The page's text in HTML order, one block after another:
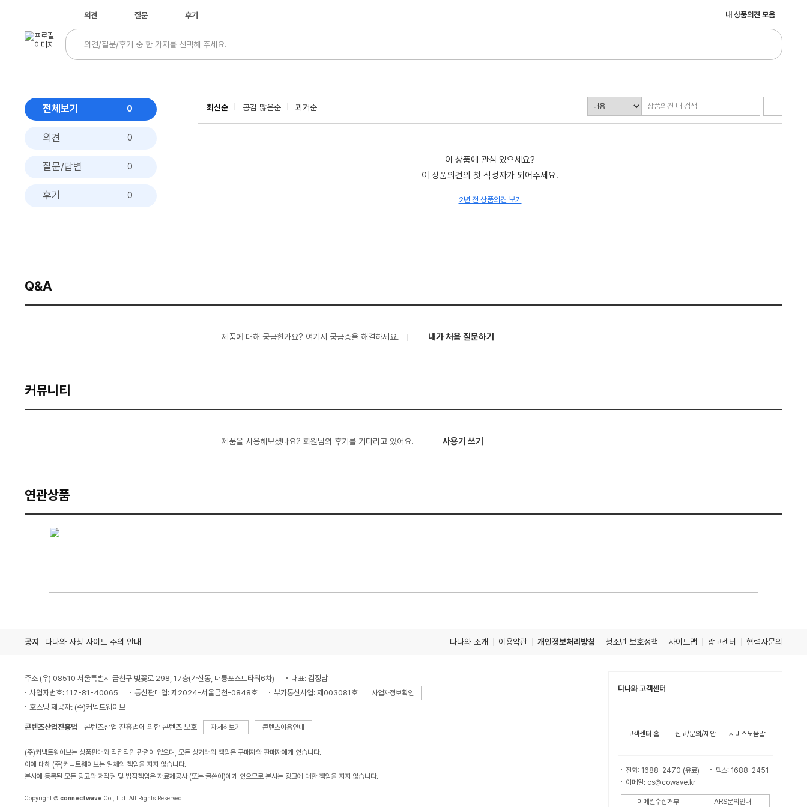
내 상품의견 모음
의견 질문 후기
전체보기 0
의견 0
질문/답변 0
후기 0
최신순 공감 많은순 과거순
이 상품에 관심 있으세요?
이 상품의견의 첫 작성자가 되어주세요.
2년 전 상품의견 보기
Q&A
제품에 대해 궁금한가요? 여기서 궁금증을 해결하세요. 내가 처음 질문하기
커뮤니티
제품을 사용해보셨나요? 회원님의 후기를 기다리고 있어요. 사용기 쓰기
연관상품
공지 다나와 사칭 사이트 주의 안내 다나와 소개 이용약관 개인정보처리방침 청소년 보호정책 사이트맵 광고센터 협력사문의
주소 (우) 08510 서울특별시 금천구 벚꽃로 298, 17층(가산동, 대륭포스트타워6차)
대표: 김정남
사업자번호: 117-81-40065
통신판매업: 제2024-서울금천-0848호 부가통신사업: 제003081호 사업자정보확인
호스팅 제공자: (주)커넥트웨이브
콘텐츠산업진흥법 콘텐츠산업 진흥법에 의한 콘텐츠 보호 자세히보기 콘텐츠이용안내
(주)커넥트웨이브는 상품판매와 직접적인 관련이 없으며, 모든 상거래의 책임은 구매자와 판매자에게 있습니다.
이에 대해 (주)커넥트웨이브는 일체의 책임을 지지 않습니다.
본사에 등록된 모든 광고와 저작권 및 법적책임은 자료제공사 (또는 글쓴이)에게 있으므로 본사는 광고에 대한 책임을 지지 않습니다.
Copyright © connectwave Co., Ltd. All Rights Reserved.
다나와 고객센터
고객센터 홈 신고/문의/제안 서비스도움말
전화: 1688-2470 (유료)
팩스: 1688-2451
이메일: cs@cowave.kr
이메일수집거부 ARS문의안내